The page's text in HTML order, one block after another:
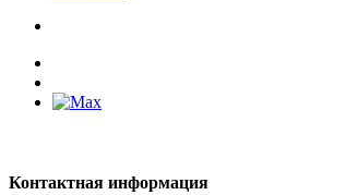
Контактная информация